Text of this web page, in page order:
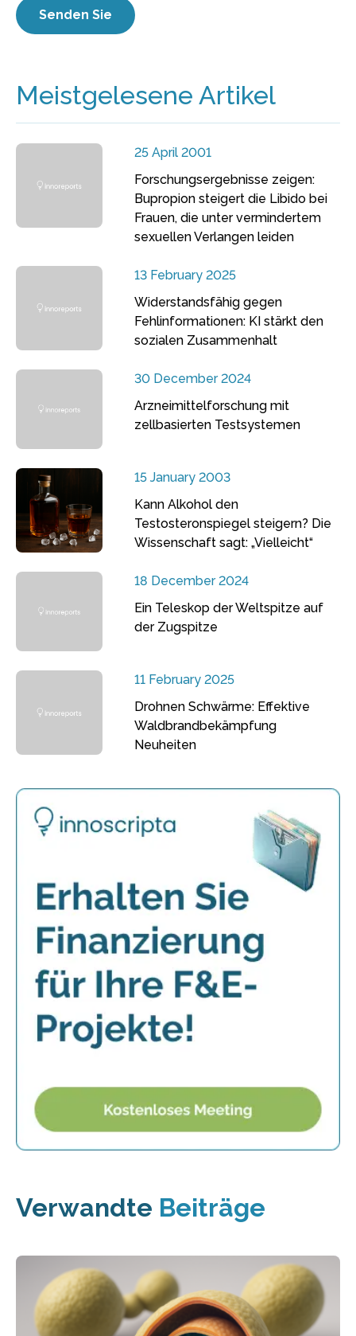
Meistgelesene Artikel
25 April 2001
Forschungsergebnisse zeigen:
Bupropion steigert die Libido bei
Frauen, die unter vermindertem
sexuellen Verlangen leiden
13 February 2025
Widerstandsfähig gegen
Fehlinformationen: KI stärkt den
sozialen Zusammenhalt
30 December 2024
Arzneimittelforschung mit
zellbasierten Testsystemen
15 January 2003
Kann Alkohol den
Testosteronspiegel steigern? Die
Wissenschaft sagt: „Vielleicht“
18 December 2024
Ein Teleskop der Weltspitze auf
der Zugspitze
11 February 2025
Drohnen Schwärme: Effektive
Waldbrandbekämpfung
Neuheiten
Verwandte Beiträge